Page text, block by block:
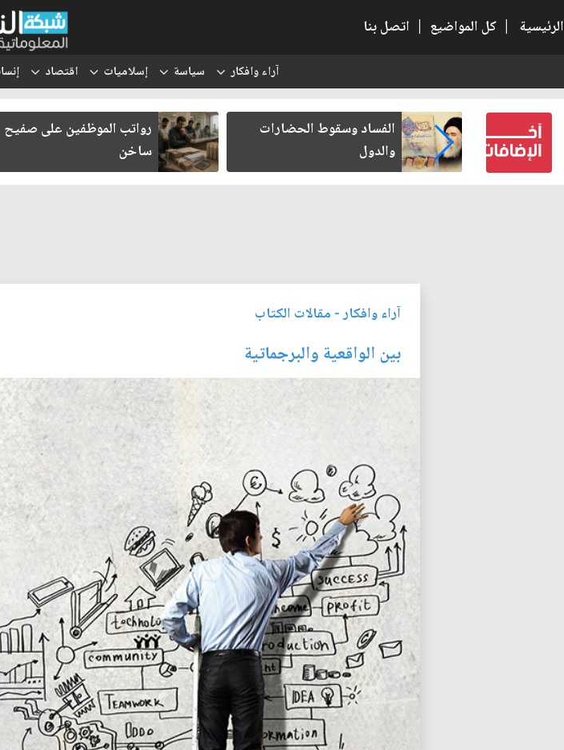
الرئيسية | كل المواضيع | اتصل بنا
آراء وافكار سياسة إسلاميات اقتصاد
كتب لنفسه
الفساد وسقوط الحضارات
والدول
رواتب الموظفين على صفيح
ساخن
آراء وافكار- مقالات الكتاب
بين الواقعية والبرجماتية